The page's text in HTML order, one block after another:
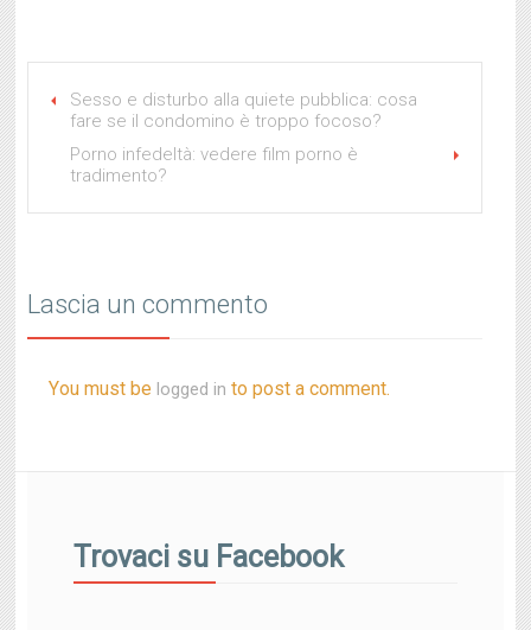
Sesso e disturbo alla quiete pubblica: cosa
fare se il condomino è troppo focoso?
Porno infedeltà: vedere film porno è
tradimento?
Lascia un commento
You must be logged in to post a comment.
Trovaci su Facebook